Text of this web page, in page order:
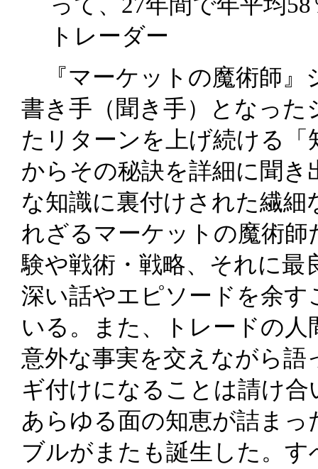
って、27年間で年平均
トレーダー
『マーケットの魔術師』
書き手（聞き手）となっ
たリターンを上げ続ける
からその秘訣を詳細に聞
な知識に裏付けされた繊
れざるマーケットの魔術
験や戦術・戦略、それに
深い話やエピソードを余
いる。また、トレードの
意外な事実を交えながら
ギ付けになることは請け
あらゆる面の知恵が詰ま
ブルがまたも誕生した。